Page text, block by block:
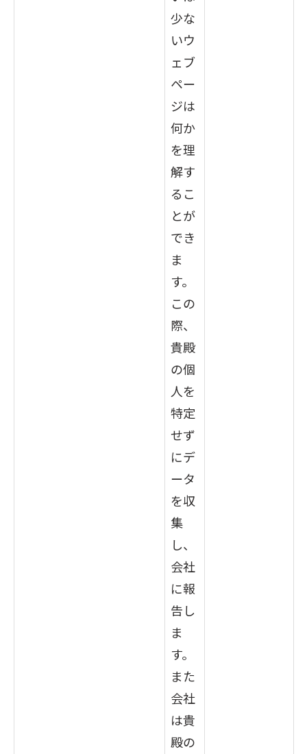
少な
いウ
ェブ
ペー
ジは
何か
を理
解す
るこ
とが
でき
ま
す。
この
際、
貴殿
の個
人を
特定
せず
にデ
ータ
を収
集
し、
会社
に報
告し
ま
す。
また
会社
は貴
殿の